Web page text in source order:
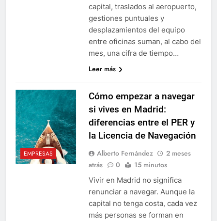
capital, traslados al aeropuerto,
gestiones puntuales y
desplazamientos del equipo
entre oficinas suman, al cabo del
mes, una cifra de tiempo…
Leer más
EMPRESAS
Cómo empezar a navegar
si vives en Madrid:
diferencias entre el PER y
la Licencia de Navegación
Alberto Fernández
2 meses
atrás
0 15 minutos
Vivir en Madrid no significa
renunciar a navegar. Aunque la
capital no tenga costa, cada vez
más personas se forman en